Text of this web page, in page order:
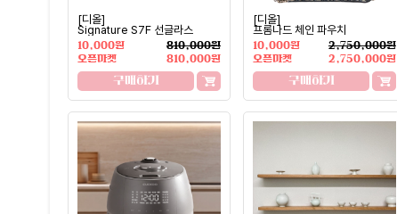
[디올]
Signature S7F 선글라스
10,000원
810,000원
오픈마켓
810,000원
구매하기
[디올]
프롬나드 체인 파우치
10,000원
2,750,000원
오픈마켓
2,750,000원
구매하기